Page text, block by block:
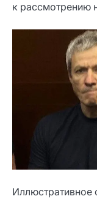
к рассмотрению
Иллюстративное